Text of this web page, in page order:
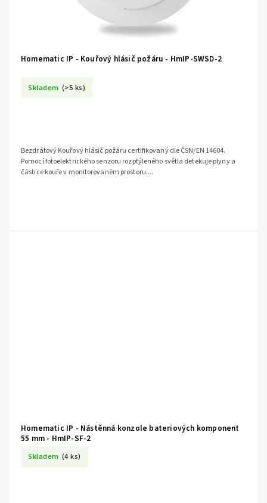
Homematic IP - Kouřový hlásič požáru - HmIP-SWSD-2
Skladem (>5 ks)
Bezdrátový Kouřový hlásič požáru certifikovaný dle ČSN/EN 14604.
Pomocí fotoelektrického senzoru rozptýleného světla detekuje plyny a
částice kouře v monitorovaném prostoru....
Homematic IP - Nástěnná konzole bateriových komponent
55 mm - HmIP-SF-2
Skladem (4 ks)